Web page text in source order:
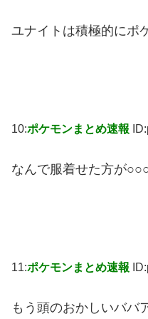
ユナイトは積極的にポ
10:ポケモンまとめ速報
なんで服着せた方が
11:ポケモンまとめ速報
もう頭のおかしいババ